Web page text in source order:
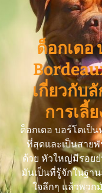
ด็อกเดอ
เกี่ยวกับ
การเลี้
ด็อกเดอ บอร์โดเป็
ที่สุดและเป็นสาย
ด้วย หัวใหญ่มีรอย
มันเป็นที่รู้จักในฐา
ใจลึกๆ แล้วพว